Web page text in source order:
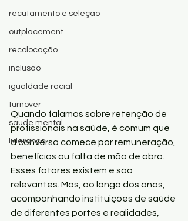
recutamento e seleção
outplacement
recolocação
inclusao
igualdade racial
turnover
saude mental
liderança
Quando falamos sobre retenção de
profissionais na saúde, é comum que
a conversa comece por remuneração,
benefícios ou falta de mão de obra.
Esses fatores existem e são
relevantes. Mas, ao longo dos anos,
acompanhando instituições de saúde
de diferentes portes e realidades,